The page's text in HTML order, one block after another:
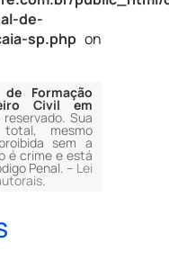
de-
sp.phpon
Formação
Civil em
Sua
mesmo
sem a
é crime e está
Penal. – Lei
.